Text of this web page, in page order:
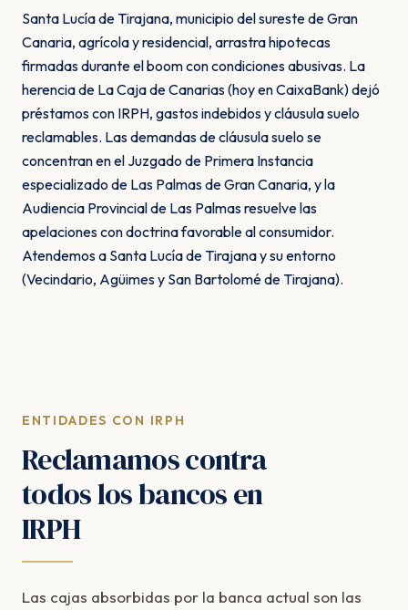
Santa Lucía de Tirajana, municipio del sureste de Gran
Canaria, agrícola y residencial, arrastra hipotecas
firmadas durante el boom con condiciones abusivas. La
herencia de La Caja de Canarias (hoy en CaixaBank) dejó
préstamos con IRPH, gastos indebidos y cláusula suelo
reclamables. Las demandas de cláusula suelo se
concentran en el Juzgado de Primera Instancia
especializado de Las Palmas de Gran Canaria, y la
Audiencia Provincial de Las Palmas resuelve las
apelaciones con doctrina favorable al consumidor.
Atendemos a Santa Lucía de Tirajana y su entorno
(Vecindario, Agüimes y San Bartolomé de Tirajana).
ENTIDADES CON IRPH
Reclamamos contra
todos los bancos en
IRPH
Las cajas absorbidas por la banca actual son las